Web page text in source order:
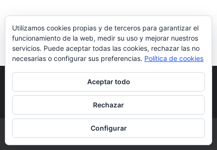
POLÍTICA DE COOKIES
DERECHOS DE AUTOR
COPYRIGHT © 2026 | ALL RIGHTS RESERVED |
THEME SHOP
Utilizamos cookies propias y de terceros para garantizar el
funcionamiento de la web, medir su uso y mejorar nuestros
servicios. Puede aceptar todas las cookies, rechazar las no
necesarias o configurar sus preferencias. Política de cookies
Aceptar todo
Rechazar
Configurar